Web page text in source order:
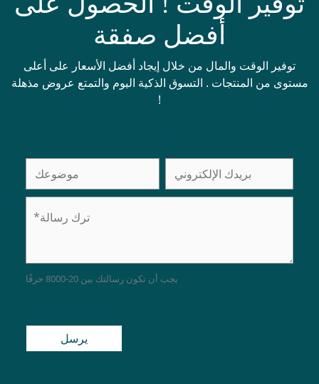
أفضل صفقة
توفير الوقت والمال من خلال إيجاد أفضل الأسعار على أعلى
مستوى من المنتجات . التسوق الذكية اليوم والتمتع عروض مذهلة
!
يجب أن تكون رسالتك بين 20-8000 حرفًا